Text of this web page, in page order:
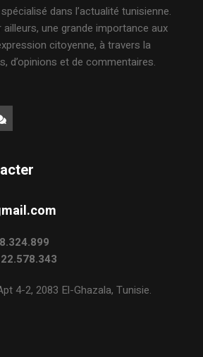
dans l’actualité tunisienne.
une grande importance aux
citoyenne, à travers la
d’opinions et de commentaires.
4-2, 2083 El-Ghazala, Tunisie.